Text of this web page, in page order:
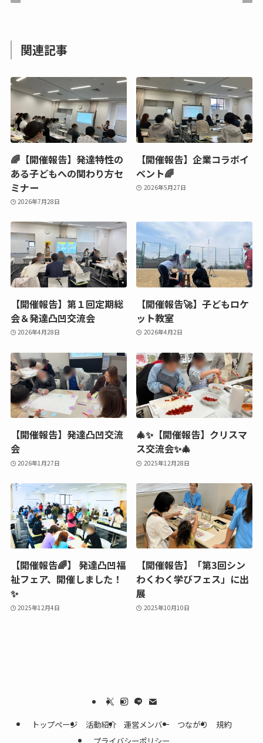
関連記事
🌈【開催報告】発達特性の
ある子どもへの関わり方セ
ミナー
2026年7月28日
【開催報告】企業コラボイ
ベント🌈
2026年5月27日
【開催報告】第１回定期総
会＆発達凸凹交流会
2026年4月28日
【開催報告🚀】子どもロケ
ット教室
2026年4月2日
【開催報告】発達凸凹交流
会
2026年1月27日
🎄✨【開催報告】クリスマ
ス交流会✨🎄
2025年12月28日
【開催報告🌈】 発達凸凹福
祉フェア、開催しました！
✨
2025年12月4日
【開催報告】「第3回シン
わくわく学びフェス」に出
展
2025年10月10日
トップページ 活動紹介 運営メンバー つながり
規約